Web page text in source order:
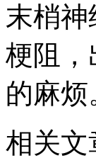
末梢
梗阻，
的麻烦
相关文